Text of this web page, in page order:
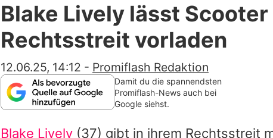
Filme & Serien
Familie & Liebe
Blake Lively lässt Scooter
Rechtsstreit vorladen
12.06.25, 14:12 - Promiflash Redaktion
Damit du die spannendsten
Promiflash-News auch bei
Google siehst.
Blake Lively (37) gibt in ihrem Rechtsstreit